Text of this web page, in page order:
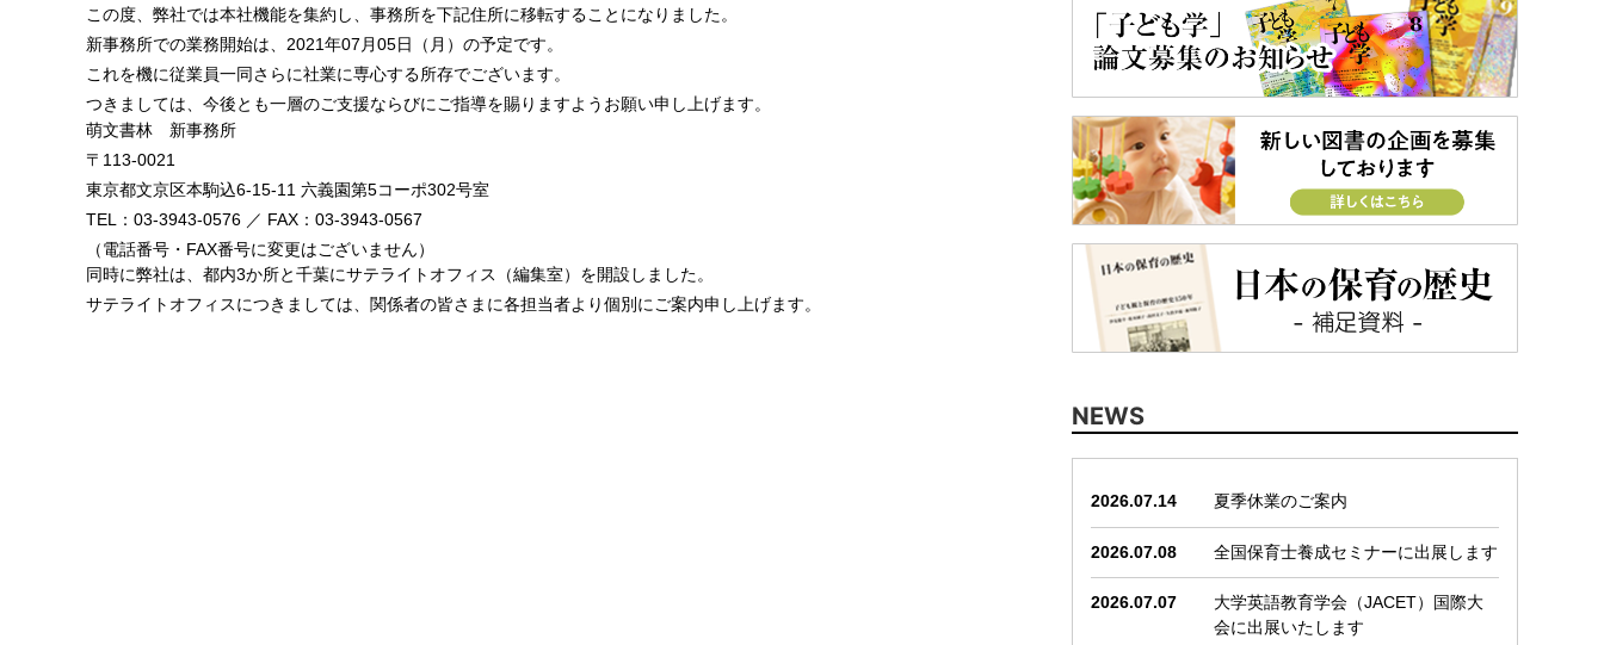
この度、弊社では本社機能を集約し、事務所を下記住所に移転することになりました。
新事務所での業務開始は、2021年07月05日（月）の予定です。
これを機に従業員一同さらに社業に専心する所存でございます。
つきましては、今後とも一層のご支援ならびにご指導を賜りますようお願い申し上げます。
萌文書林 新事務所
〒113-0021
東京都文京区本駒込6-15-11 六義園第5コーポ302号室
TEL：03-3943-0576 ／ FAX：03-3943-0567
（電話番号・FAX番号に変更はございません）
同時に弊社は、都内3か所と千葉にサテライトオフィス（編集室）を開設しました。
サテライトオフィスにつきましては、関係者の皆さまに各担当者より個別にご案内申し上げます。
NEWS
2026.07.14 夏季休業のご案内
2026.07.08 全国保育士養成セミナーに出展します
2026.07.07
大学英語教育学会（JACET）国際大
会に出展いたします